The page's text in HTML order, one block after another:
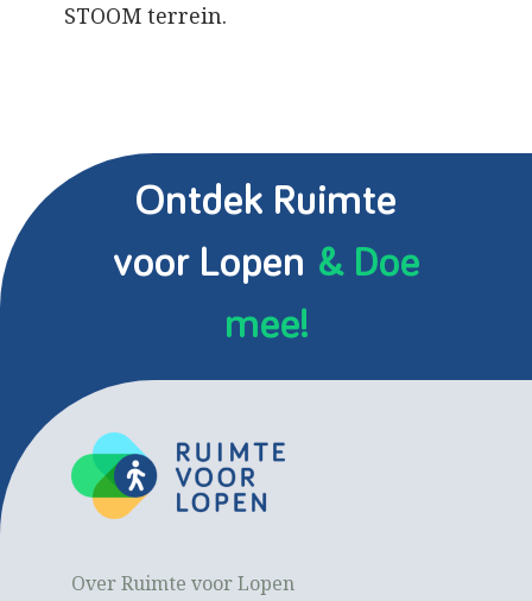
STOOM terrein.
Ontdek Ruimte
voor Lopen & Doe
mee!
Over Ruimte voor Lopen